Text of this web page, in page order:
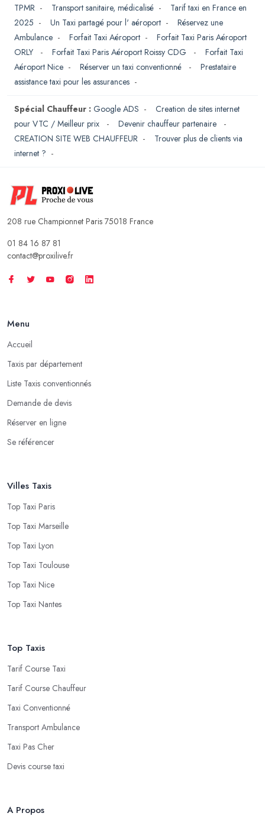
TPMR - Transport sanitaire, médicalisé - Tarif taxi en France en
2025 - Un Taxi partagé pour l' aéroport - Réservez une
Ambulance - Forfait Taxi Aéroport - Forfait Taxi Paris Aéroport
ORLY
- Forfait Taxi Paris Aéroport Roissy CDG - Forfait Taxi
Aéroport Nice - Réserver un taxi conventionné - Prestataire
assistance taxi pour les assurances -
Spécial Chauffeur : Google ADS - Creation de sites internet
pour VTC / Meilleur prix
- Devenir chauffeur partenaire
-
CREATION SITE WEB CHAUFFEUR - Trouver plus de clients via
internet ? -
208 rue Championnet Paris 75018 France
01 84 16 87 81
contact@proxilive.fr
Menu
Accueil
Taxis par département
Liste Taxis conventionnés
Demande de devis
Réserver en ligne
Se référencer
Villes Taxis
Top Taxi Paris
Top Taxi Marseille
Top Taxi Lyon
Top Taxi Toulouse
Top Taxi Nice
Top Taxi Nantes
Top Taxis
Tarif Course Taxi
Tarif Course Chauffeur
Taxi Conventionné
Transport Ambulance
Taxi Pas Cher
Devis course taxi
A Propos